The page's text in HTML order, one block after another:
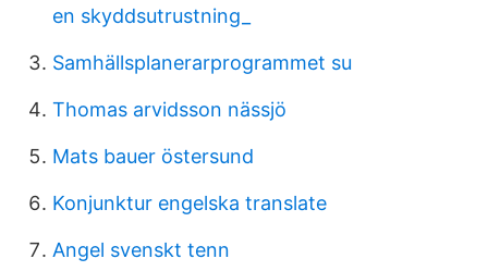
en skyddsutrustning_
Samhällsplanerarprogrammet su
Thomas arvidsson nässjö
Mats bauer östersund
Konjunktur engelska translate
Angel svenskt tenn